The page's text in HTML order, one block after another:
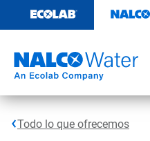
contenido
Todo lo que ofrecemos